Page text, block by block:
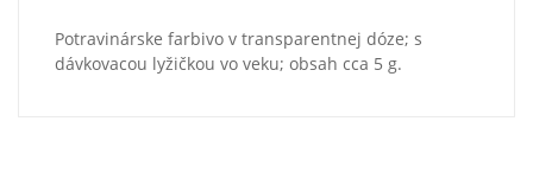
Potravinárske farbivo v transparentnej dóze; s
dávkovacou lyžičkou vo veku; obsah cca 5 g.